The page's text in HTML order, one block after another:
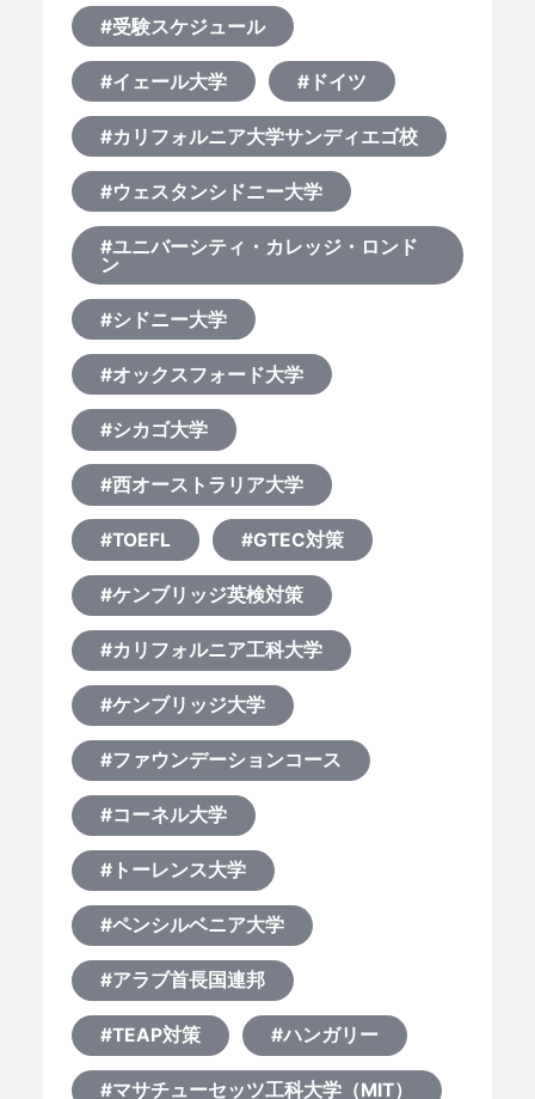
#受験スケジュール
#イェール大学 #ドイツ
#カリフォルニア大学サンディエゴ校
#ウェスタンシドニー大学
#ユニバーシティ・カレッジ・ロンド
ン
#シドニー大学
#オックスフォード大学
#シカゴ大学
#西オーストラリア大学
#TOEFL #GTEC対策
#ケンブリッジ英検対策
#カリフォルニア工科大学
#ケンブリッジ大学
#ファウンデーションコース
#コーネル大学
#トーレンス大学
#ペンシルベニア大学
#アラブ首長国連邦
#TEAP対策 #ハンガリー
#マサチューセッツ工科大学（MIT）